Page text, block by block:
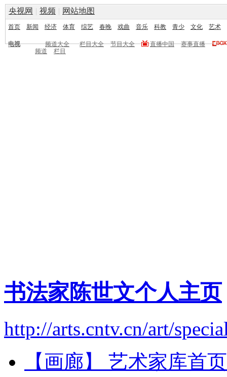
央视网 | 视频 | 网站地图
首页 新闻 经济 体育 综艺 春晚 戏曲 音乐 科教 青少 文化 艺术
电视 频道大全 栏目大全 节目大全 直播中国
赛事直播
频道
栏目
书法家陈世文个人主页
http://arts.cntv.cn/art/
【画廊】 艺术家库首页